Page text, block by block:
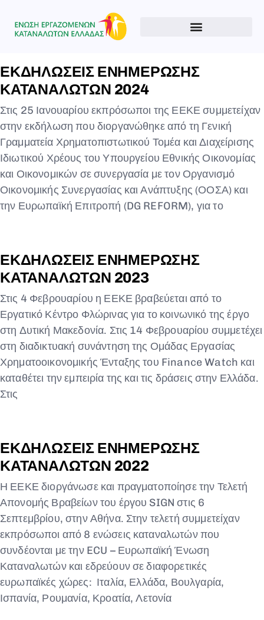
ΕΚΔΗΛΩΣΕΙΣ ΕΝΗΜΕΡΩΣΗΣ
ΚΑΤΑΝΑΛΩΤΩΝ 2024
Στις 25 Ιανουαρίου εκπρόσωποι της ΕΕΚΕ συμμετείχαν
στην εκδήλωση που διοργανώθηκε από τη Γενική
Γραμματεία Χρηματοπιστωτικού Τομέα και Διαχείρισης
Ιδιωτικού Χρέους του Υπουργείου Εθνικής Οικονομίας
και Οικονομικών σε συνεργασία με τον Οργανισμό
Οικονομικής Συνεργασίας και Ανάπτυξης (ΟΟΣΑ) και
την Ευρωπαϊκή Επιτροπή (DG REFORM), για το
ΕΚΔΗΛΩΣΕΙΣ ΕΝΗΜΕΡΩΣΗΣ
ΚΑΤΑΝΑΛΩΤΩΝ 2023
Στις 4 Φεβρουαρίου η ΕΕΚΕ βραβεύεται από το
Εργατικό Κέντρο Φλώρινας για το κοινωνικό της έργο
στη Δυτική Μακεδονία. Στις 14 Φεβρουαρίου συμμετέχει
στη διαδικτυακή συνάντηση της Ομάδας Εργασίας
Χρηματοοικονομικής Ένταξης του Finance Watch και
καταθέτει την εμπειρία της και τις δράσεις στην Ελλάδα.
Στις
ΕΚΔΗΛΩΣΕΙΣ ΕΝΗΜΕΡΩΣΗΣ
ΚΑΤΑΝΑΛΩΤΩΝ 2022
Η ΕΕΚΕ διοργάνωσε και πραγματοποίησε την Τελετή
Απονομής Βραβείων του έργου SIGN στις 6
Σεπτεμβρίου, στην Αθήνα. Στην τελετή συμμετείχαν
εκπρόσωποι από 8 ενώσεις καταναλωτών που
συνδέονται με την ECU – Ευρωπαϊκή Ένωση
Καταναλωτών και εδρεύουν σε διαφορετικές
ευρωπαϊκές χώρες: Ιταλία, Ελλάδα, Βουλγαρία,
Ισπανία, Ρουμανία, Κροατία, Λετονία
Type and hit enter